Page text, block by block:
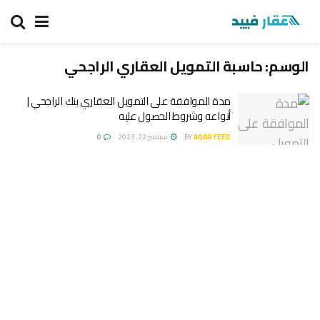
الوسم:حاسبة التمويل العقاري الراجحي
مدة الموافقة على التمويل العقاري بنك الراجحي |
أنواعه وشروط الحصول عليه
BYAQAR FEED سبتمبر 22, 2023